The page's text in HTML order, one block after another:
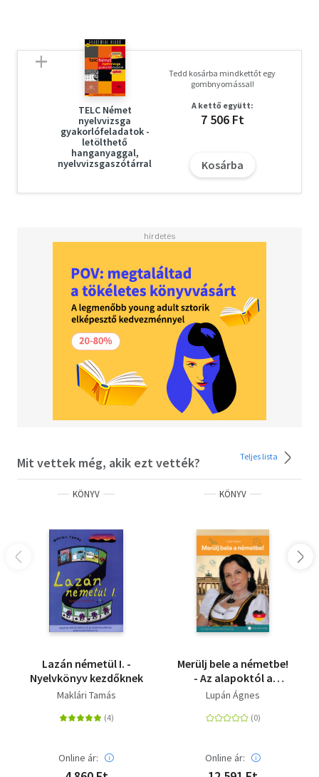
olvasás-, írás- és beszédkészséget, valamint a
beszédértést.
TELC Német
nyelvvizsga
gyakorlófeladatok -
letölthető
hanganyaggal,
nyelvvizsgaszótárral
Tedd kosárba mindkettőt egy
gombnyomással!
A kettő együtt:
7 506 Ft
Kosárba
Mit vettek még, akik ezt vették? Teljes lista
KÖNYV
Lazán németül I. -
Nyelvkönyv kezdőknek
Maklári Tamás
Online ár:
KÖNYV
Merülj bele a németbe!
- Az alapoktól a
mindennapokig
Lupán Ágnes
Online ár: